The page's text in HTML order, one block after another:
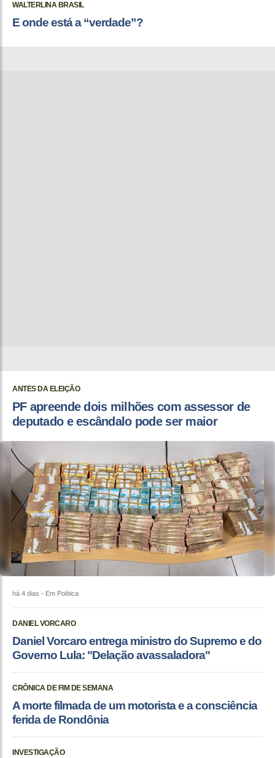
WALTERLINA BRASIL
E onde está a “verdade”?
ANTES DA ELEIÇÃO
PF apreende dois milhões com assessor de
deputado e escândalo pode ser maior
há 4 dias - Em Política
DANIEL VORCARO
Daniel Vorcaro entrega ministro do Supremo e do
Governo Lula: "Delação avassaladora"
CRÔNICA DE FIM DE SEMANA
A morte filmada de um motorista e a consciência
ferida de Rondônia
INVESTIGAÇÃO